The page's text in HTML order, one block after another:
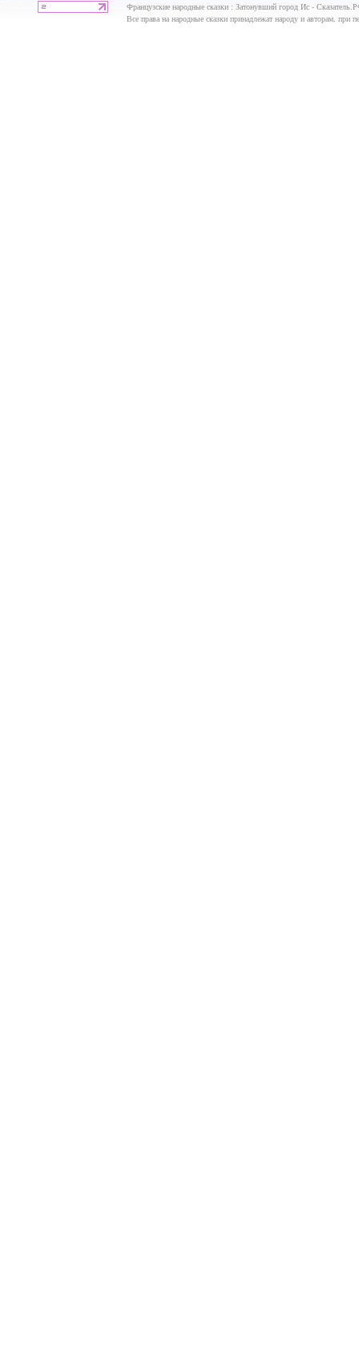
Французские народные сказки : Затонувший город Ис -
Все права на народные сказки принадлежат народу и авторам, при